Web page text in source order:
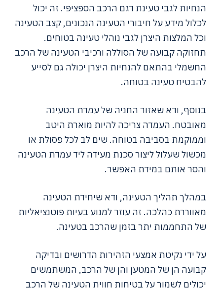
הנחיות לגבי טעינת דגם הרכב הספציפי. זה יכול
לכלול מידע על חיבורי הטעינה הנכונים, קצב הטעינה
וכל המלצות היצרן לגבי נוהלי טעינה בטוחים.
תחזוקה קבועה של הסוללה ורכיבי הטעינה של הרכב
החשמלי בהתאם להנחיות היצרן יכולה גם לסייע
להבטיח טעינה בטוחה.
בנוסף, ודא שאזור החניה של עמדת הטעינה
מאובטח. העמדה צריכה להיות מוארת היטב
וממוקמת בסביבה בטוחה. שים לב לכל פסולת או
מכשול שעלול ליצור סכנת מעידה ליד עמדת הטעינה
והסר אותם במידת האפשר.
במהלך תהליך הטעינה, ודא שיחידת הטעינה
מאווררת כהלכה. זה עוזר למנוע בעיות פוטנציאליות
של התחממות יתר בזמן שהרכב בטעינה.
על ידי נקיטת אמצעי הזהירות הדרושים ובדיקה
קבועה הן של המטען והן של הרכב, המשתמשים
יכולים לשמור על בטיחות חווית הטעינה של הרכב